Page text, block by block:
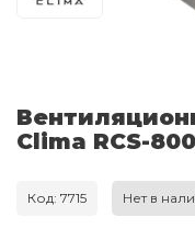
Clima RCS-
Код: 7715 Нет в